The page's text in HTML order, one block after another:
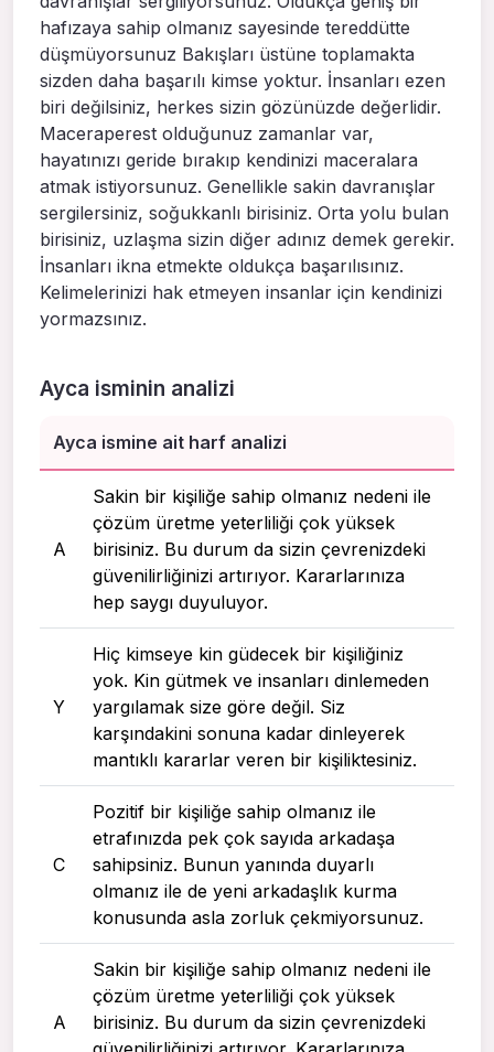
hafızaya sahip olmanız sayesinde tereddütte
düşmüyorsunuz Bakışları üstüne toplamakta
sizden daha başarılı kimse yoktur. İnsanları ezen
biri değilsiniz, herkes sizin gözünüzde değerlidir.
Maceraperest olduğunuz zamanlar var,
hayatınızı geride bırakıp kendinizi maceralara
atmak istiyorsunuz. Genellikle sakin davranışlar
sergilersiniz, soğukkanlı birisiniz. Orta yolu bulan
birisiniz, uzlaşma sizin diğer adınız demek gerekir.
İnsanları ikna etmekte oldukça başarılısınız.
Kelimelerinizi hak etmeyen insanlar için kendinizi
yormazsınız.
Ayca isminin analizi
Ayca ismine ait harf analizi
A
Sakin bir kişiliğe sahip olmanız nedeni ile
çözüm üretme yeterliliği çok yüksek
birisiniz. Bu durum da sizin çevrenizdeki
güvenilirliğinizi artırıyor. Kararlarınıza
hep saygı duyuluyor.
Y
Hiç kimseye kin güdecek bir kişiliğiniz
yok. Kin gütmek ve insanları dinlemeden
yargılamak size göre değil. Siz
karşındakini sonuna kadar dinleyerek
mantıklı kararlar veren bir kişiliktesiniz.
C
Pozitif bir kişiliğe sahip olmanız ile
etrafınızda pek çok sayıda arkadaşa
sahipsiniz. Bunun yanında duyarlı
olmanız ile de yeni arkadaşlık kurma
konusunda asla zorluk çekmiyorsunuz.
A
Sakin bir kişiliğe sahip olmanız nedeni ile
çözüm üretme yeterliliği çok yüksek
birisiniz. Bu durum da sizin çevrenizdeki